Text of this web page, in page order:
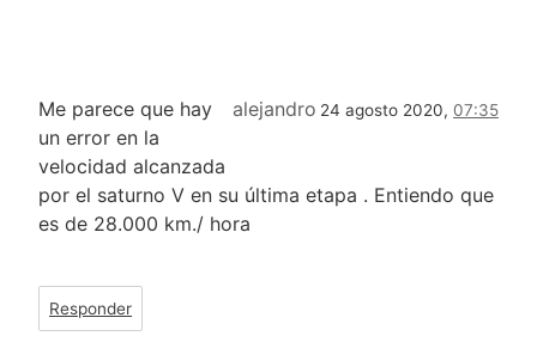
alejandro 24 agosto 2020, 07:35
Me parece que hay
un error en la
velocidad alcanzada
por el saturno V en su última etapa . Entiendo que
es de 28.000 km./ hora
Responder